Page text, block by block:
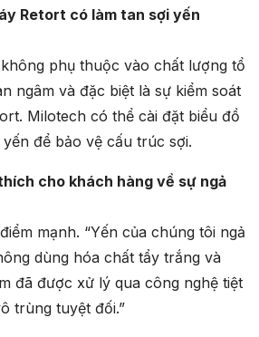
Retort có làm tan sợi yến
phụ thuộc vào chất lượng tổ
ngâm và đặc biệt là sự kiểm soát
Milotech có thể cài đặt biểu đồ
để bảo vệ cấu trúc sợi.
cho khách hàng về sự ngả
mạnh. “Yến của chúng tôi ngả
dùng hóa chất tẩy trắng và
đã được xử lý qua công nghệ tiệt
trùng tuyệt đối.”